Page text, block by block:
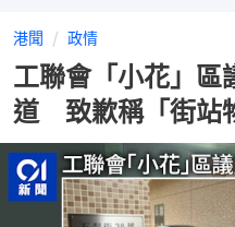
港聞 政情
工聯會「小花」區
道 致歉稱「街站